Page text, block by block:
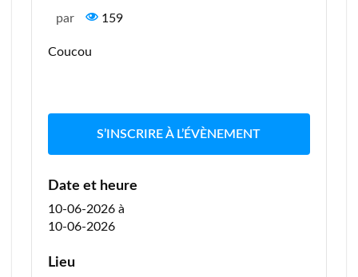
par 159
Coucou
S’INSCRIRE À L’ÉVÈNEMENT
Date et heure
10-06-2026 à
10-06-2026
Lieu